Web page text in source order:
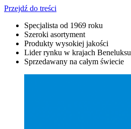
Przejdź do treści
Specjalista od 1969 roku
Szeroki asortyment
Produkty wysokiej jakości
Lider rynku w krajach Beneluksu
Sprzedawany na całym świecie